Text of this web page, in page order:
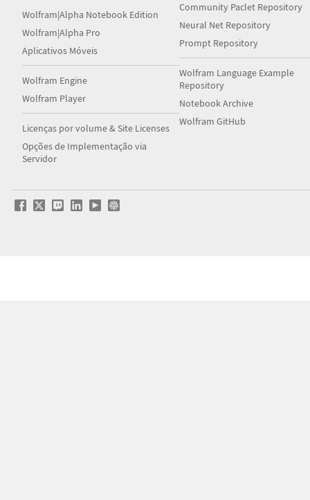
Wolfram|Alpha Notebook Edition
Wolfram|Alpha Pro
Aplicativos Móveis
Wolfram Engine
Wolfram Player
Licenças por volume & Site Licenses
Opções de Implementação via
Servidor
Community Paclet Repository
Neural Net Repository
Prompt Repository
Wolfram Language Example
Repository
Notebook Archive
Wolfram GitHub